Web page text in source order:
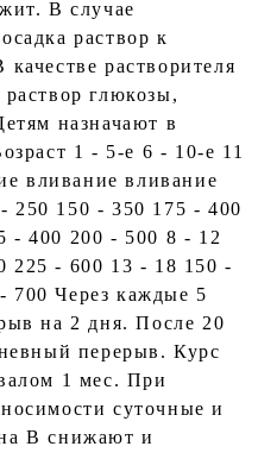
В случае
раствор к
растворителя
глюкозы,
назначают в
1 - 5-е 6 - 10-е 11
вливание вливание
250 150 - 350 175 - 400
- 400 200 - 500 8 - 12
225 - 600 13 - 18 150 -
700 Через каждые 5
на 2 дня. После 20
перерыв. Курс
1 мес. При
суточные и
В снижают и